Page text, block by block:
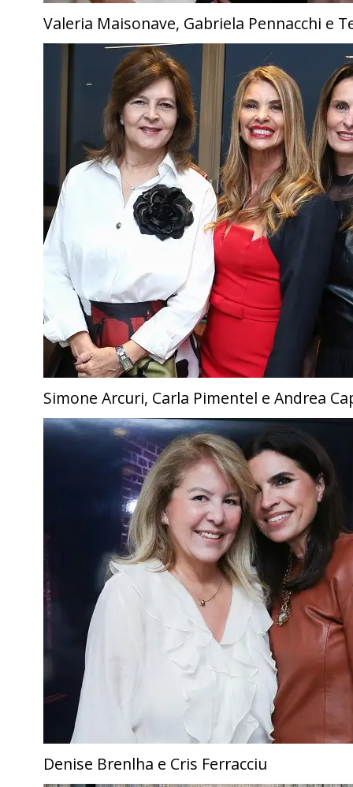
Valeria Maisonave, Gabriela Pennacchi e
Simone Arcuri, Carla Pimentel e Andrea
Denise Brenlha e Cris Ferracciu